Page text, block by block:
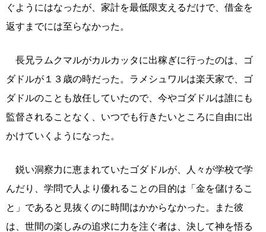
ぐようにはなったが、家計を最低限支えるだけで、借金を
返すまでには至らなかった。
長兄ラムクマルがカルカッタに出稼ぎに行ったのは、ゴ
ダドルが１３歳の時だった。ラメシュワルは楽天家で、ゴ
ダドルのことも放任していたので、今やゴダドルは誰にも
監督されることなく、いつでも行きたいところに自由に出
かけていくようになった。
鋭い洞察力に恵まれていたゴダドルが、人々が学校で学
んだり、学問で人より優れることの目的は「金を儲けるこ
と」であると見抜くのに時間はかからなかった。また彼
は、世間の楽しみの追求に力を注ぐ者は、決して神を悟る